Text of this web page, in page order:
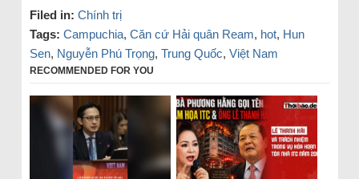
Filed in: Chính trị
Tags: Campuchia, Căn cứ Hải quân Ream, hot, Hun
Sen, Nguyễn Phú Trọng, Trung Quốc, Việt Nam
RECOMMENDED FOR YOU